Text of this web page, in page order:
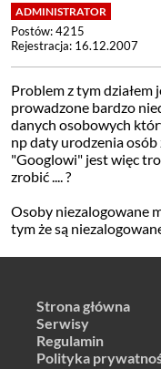
Postów: 4215
Rejestracja: 16.12.2007
Problem z tym działem
prowadzone bardzo
danych osobowych
np daty urodzenia
"Googlowi" jest więc
zrobić .... ?
Osoby niezalogowane
tym że są
Strona główna
Serwisy
Regulamin
Polityka